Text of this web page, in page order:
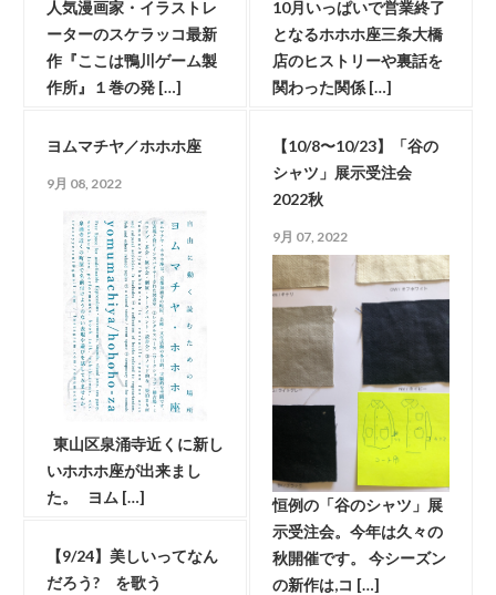
人気漫画家・イラストレ
ーターのスケラッコ最新
作『ここは鴨川ゲーム製
作所』１巻の発 […]
10月いっぱいで営業終了
となるホホホ座三条大橋
店のヒストリーや裏話を
関わった関係 […]
ヨムマチヤ／ホホホ座
9月 08, 2022
東山区泉涌寺近くに新し
いホホホ座が出来まし
た。 ヨム […]
【10/8〜10/23】「谷の
シャツ」展示受注会
2022秋
9月 07, 2022
恒例の「谷のシャツ」展
示受注会。今年は久々の
秋開催です。 今シーズン
の新作は,コ […]
【9/24】美しいってなん
だろう? を歌う